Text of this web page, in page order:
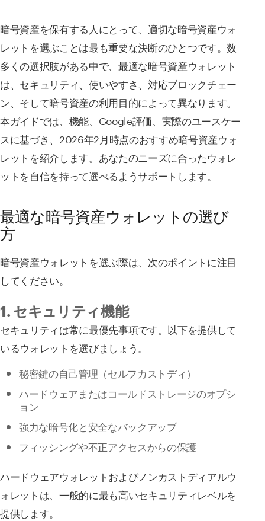
暗号資産を保有する人にとって、適切な暗号資産ウォ
レットを選ぶことは最も重要な決断のひとつです。数
多くの選択肢がある中で、最適な暗号資産ウォレット
は、セキュリティ、使いやすさ、対応ブロックチェー
ン、そして暗号資産の利用目的によって異なります。
本ガイドでは、機能、Google評価、実際のユースケー
スに基づき、2026年2月時点のおすすめ暗号資産ウォ
レットを紹介します。あなたのニーズに合ったウォレ
ットを自信を持って選べるようサポートします。
最適な暗号資産ウォレットの選び
方
暗号資産ウォレットを選ぶ際は、次のポイントに注目
してください。
1. セキュリティ機能
セキュリティは常に最優先事項です。以下を提供して
いるウォレットを選びましょう。
秘密鍵の自己管理（セルフカストディ）
ハードウェアまたはコールドストレージのオプシ
ョン
強力な暗号化と安全なバックアップ
フィッシングや不正アクセスからの保護
ハードウェアウォレットおよびノンカストディアルウ
ォレットは、一般的に最も高いセキュリティレベルを
提供します。